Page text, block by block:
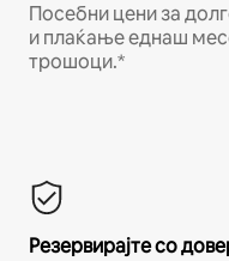
Посебни цени за
и плаќање еднаш
трошоци.*
Резервирајте со